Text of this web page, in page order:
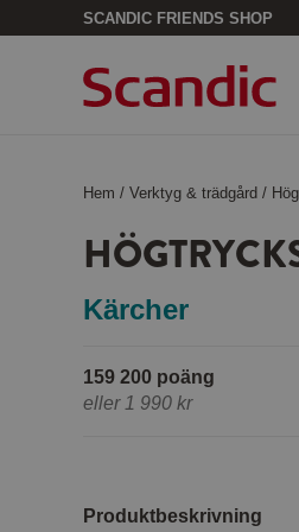
SCANDIC FRIENDS SHOP
Hem /Verktyg & trädgård /
Kärcher
159 200 poäng
eller 1 990 kr
Produktbeskrivning